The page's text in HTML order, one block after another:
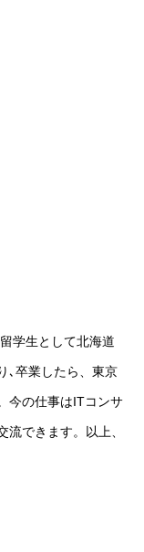
学生として北海道
､卒業したら、東京
今の仕事はITコンサ
できます。以上、